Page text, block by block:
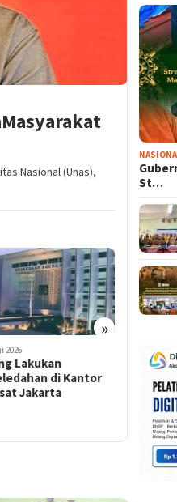
Nasional (Unas),
»
2026
Lakukan
di Kantor
Jakarta
Rabu, 29 April
KPK
untuk
St…